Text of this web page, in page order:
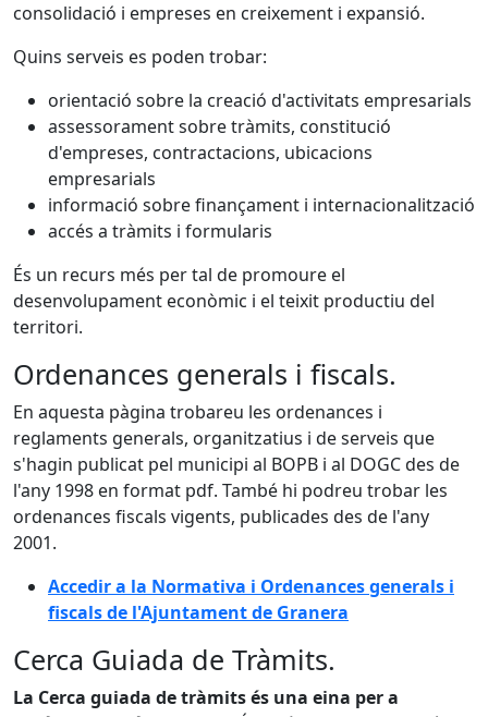
consolidació i empreses en creixement i expansió.
Quins serveis es poden trobar:
orientació sobre la creació d'activitats empresarials
assessorament sobre tràmits, constitució
d'empreses, contractacions, ubicacions
empresarials
informació sobre finançament i internacionalització
accés a tràmits i formularis
És un recurs més per tal de promoure el
desenvolupament econòmic i el teixit productiu del
territori.
Ordenances generals i fiscals.
En aquesta pàgina trobareu les ordenances i
reglaments generals, organitzatius i de serveis que
s'hagin publicat pel municipi al BOPB i al DOGC des de
l'any 1998 en format pdf. També hi podreu trobar les
ordenances fiscals vigents, publicades des de l'any
2001.
Accedir a la Normativa i Ordenances generals i
fiscals de l'Ajuntament de Granera
Cerca Guiada de Tràmits.
La Cerca guiada de tràmits és una eina per a